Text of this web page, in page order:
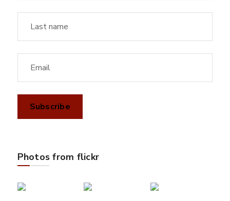
Photos from flickr